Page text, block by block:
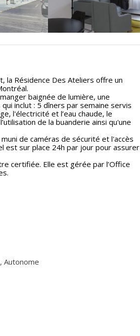
la Résidence Des Ateliers offre un
baignée de lumière, une
inclut : 5 dîners par semaine servis
l'électricité et l’eau chaude, le
de la buanderie ainsi qu'une
de caméras de sécurité et l'accès
est sur place 24h par jour pour assurer
certifiée. Elle est gérée par l’Office
, Autonome